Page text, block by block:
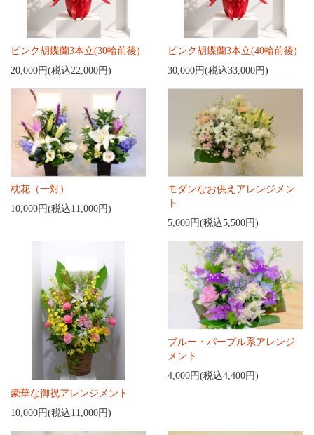
ピンク胡蝶蘭3本立(30輪前後)
20,000円(税込22,000円)
ピンク胡蝶蘭3本立(40輪前後)
30,000円(税込33,000円)
枕花（一対）
10,000円(税込11,000円)
モダンなお供えアレンジメン
ト
5,000円(税込5,500円)
豪華な御祝アレンジメント
10,000円(税込11,000円)
ブルー・パープル系アレンジ
メント
4,000円(税込4,400円)